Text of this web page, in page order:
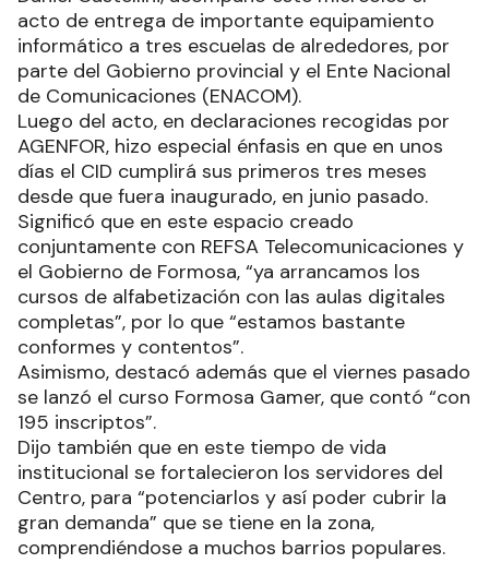
acto de entrega de importante equipamiento
informático a tres escuelas de alrededores, por
parte del Gobierno provincial y el Ente Nacional
de Comunicaciones (ENACOM).
Luego del acto, en declaraciones recogidas por
AGENFOR, hizo especial énfasis en que en unos
días el CID cumplirá sus primeros tres meses
desde que fuera inaugurado, en junio pasado.
Significó que en este espacio creado
conjuntamente con REFSA Telecomunicaciones y
el Gobierno de Formosa, “ya arrancamos los
cursos de alfabetización con las aulas digitales
completas”, por lo que “estamos bastante
conformes y contentos”.
Asimismo, destacó además que el viernes pasado
se lanzó el curso Formosa Gamer, que contó “con
195 inscriptos”.
Dijo también que en este tiempo de vida
institucional se fortalecieron los servidores del
Centro, para “potenciarlos y así poder cubrir la
gran demanda” que se tiene en la zona,
comprendiéndose a muchos barrios populares.